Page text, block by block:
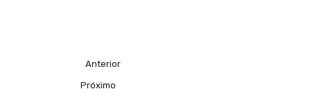
Anterior
Próximo